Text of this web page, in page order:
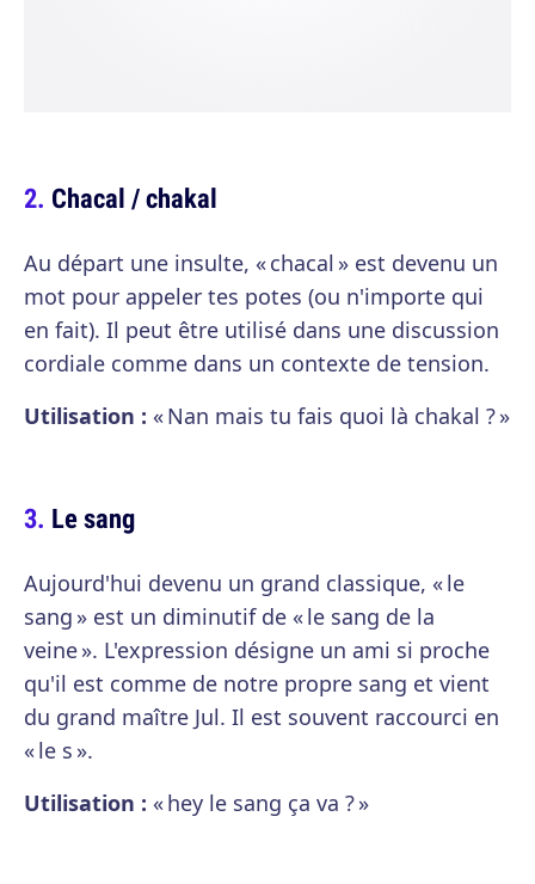
Chacal / chakal
Au départ une insulte, « chacal » est devenu un
mot pour appeler tes potes (ou n'importe qui
en fait). Il peut être utilisé dans une discussion
cordiale comme dans un contexte de tension.
Utilisation : « Nan mais tu fais quoi là chakal ? »
Le sang
Aujourd'hui devenu un grand classique, « le
sang » est un diminutif de « le sang de la
veine ». L'expression désigne un ami si proche
qu'il est comme de notre propre sang et vient
du grand maître Jul. Il est souvent raccourci en
« le s ».
Utilisation : « hey le sang ça va ? »